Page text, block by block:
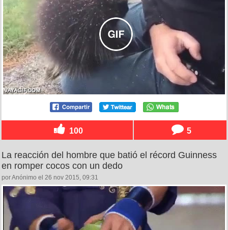
100 5
La reacción del hombre que batió el récord Guinness
en romper cocos con un dedo
por Anónimo el 26 nov 2015, 09:31